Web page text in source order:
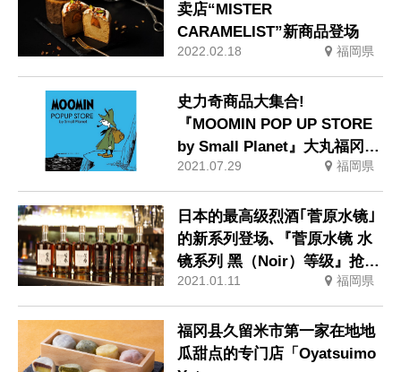
卖店“MISTER
CARAMELIST”新商品登场
2022.02.18 福岡県
史力奇商品大集合!
『MOOMIN POP UP STORE
by Small Planet』大丸福冈天
神店
2021.07.29 福岡県
日本的最高级烈酒｢菅原水镜｣
的新系列登场､『菅原水镜 水
镜系列 黑（Noir）等级』抢先
销售！
2021.01.11 福岡県
福冈县久留米市第一家在地地
瓜甜点的专门店「Oyatsuimo